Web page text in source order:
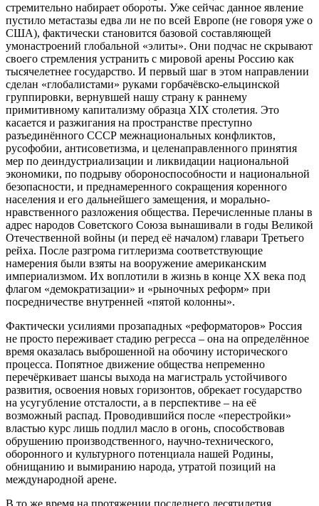
стремительно набирает обороты. Уже сейчас данное явление
пустило метастазы едва ли не по всей Европе (не говоря уже о
США), фактически становится базовой составляющей
умонастроений глобальной «элиты». Они подчас не скрывают
своего стремления устранить с мировой арены Россию как
тысячелетнее государство. И первый шаг в этом направлении
сделан «глобалистами» руками горбачёвско-ельцинской
группировки, вернувшей нашу страну к раннему
примитивному капитализму образца XIX столетия. Это
касается и разжигания на пространстве преступно
разъединённого СССР межнациональных конфликтов,
русофобии, антисоветизма, и целенаправленного принятия
мер по деиндустриализации и ликвидации национальной
экономики, по подрыву обороноспособности и национальной
безопасности, и преднамеренного сокращения коренного
населения и его дальнейшего замещения, и морально-
нравственного разложения общества. Перечисленные планы в
адрес народов Советского Союза вынашивали в годы Великой
Отечественной войны (и перед её началом) главари Третьего
рейха. После разгрома гитлеризма соответствующие
намерения были взяты на вооружение американским
империализмом. Их воплотили в жизнь в конце XX века под
флагом «демократизации» и «рыночных реформ» при
посредничестве внутренней «пятой колонны».
Фактически усилиями прозападных «реформаторов» Россия
не просто переживает стадию регресса – она на определённое
время оказалась выброшенной на обочину исторического
процесса. Попятное движение общества непременно
перечёркивает шансы выхода на магистраль устойчивого
развития, освоения новых горизонтов, обрекает государство
на усугубление отсталости, а в перспективе – на её
возможный распад. Проводившийся после «перестройки»
властью курс лишь подлил масло в огонь, способствовав
обрушению производственного, научно-технического,
оборонного и культурного потенциала нашей Родины,
обнищанию и вымиранию народа, утратой позиций на
международной арене.
В то же время на протяжении последнего десятилетия